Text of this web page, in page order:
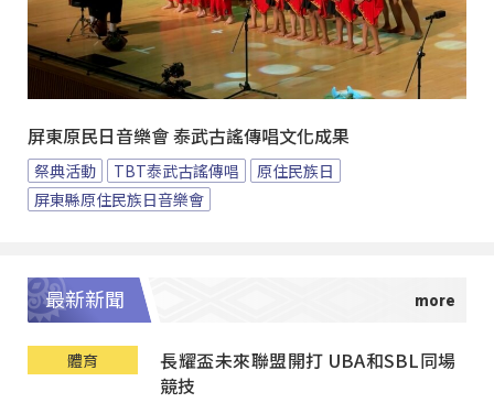
屏東原民日音樂會 泰武古謠傳唱文化成果
祭典活動 TBT泰武古謠傳唱
原住民族日
屏東縣原住民族日音樂會
最新新聞
體育
長耀盃未來聯盟開打 UBA和SBL同場
競技